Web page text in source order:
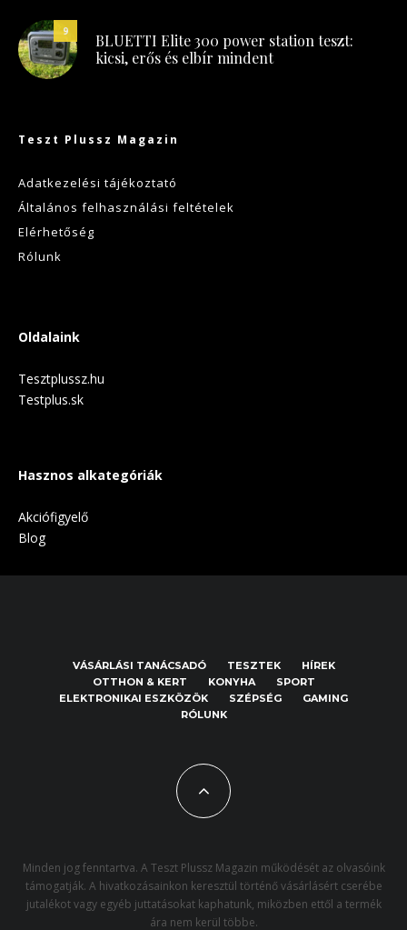
9
BLUETTI Elite 300 power station teszt:
kicsi, erős és elbír mindent
Teszt Plussz Magazin
Adatkezelési tájékoztató
Általános felhasználási feltételek
Elérhetőség
Rólunk
Oldalaink
Tesztplussz.hu
Testplus.sk
Hasznos alkategóriák
Akciófigyelő
Blog
VÁSÁRLÁSI TANÁCSADÓ TESZTEK
HÍREK
OTTHON & KERT
KONYHA
SPORT
ELEKTRONIKAI ESZKÖZÖK
SZÉPSÉG
GAMING
RÓLUNK
Minden jog fenntartva. A Teszt Plussz Magazin működését az olvasóink
támogatják. A hivatkozásainkon keresztül történő vásárlásért cserébe
jutalékot vagy egyéb juttatásokat kaphatunk, miközben ettől a termék
ára nem kerül többe.